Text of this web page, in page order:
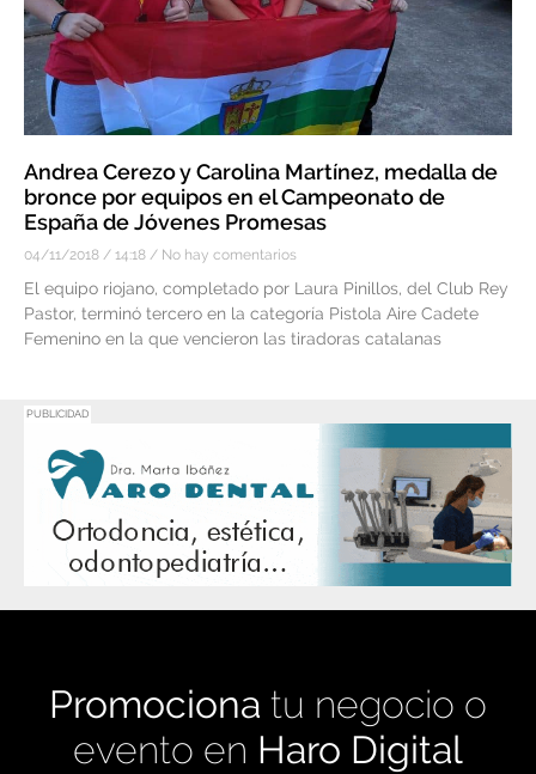
Andrea Cerezo y Carolina Martínez, medalla de
bronce por equipos en el Campeonato de
España de Jóvenes Promesas
04/11/2018 14:18 No hay comentarios
El equipo riojano, completado por Laura Pinillos, del Club Rey
Pastor, terminó tercero en la categoría Pistola Aire Cadete
Femenino en la que vencieron las tiradoras catalanas
PUBLICIDAD
Promociona tu negocio o
evento en Haro Digital